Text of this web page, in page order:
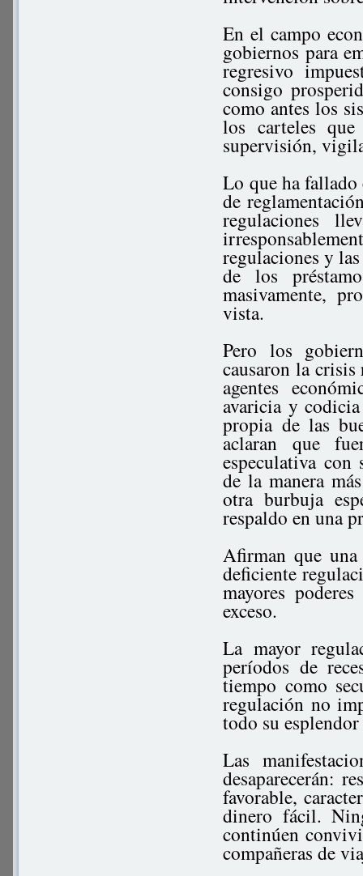
En el campo
gobiernos para
regresivo
consigo
como antes los
los carteles
supervisión,
Lo que ha fallado
de
regulaciones
regulaciones y
de los
masivamente,
vista.
Pero los
causaron la
agentes
avaricia y
propia de las
aclaran que
especulativa
de la manera
otra burbuja
respaldo en una
Afirman que
deficiente
mayores
exceso.
La mayor
períodos de
tiempo como
regulación no
todo su
Las
desaparecerán:
favorable,
dinero fácil.
continúen
compañeras de